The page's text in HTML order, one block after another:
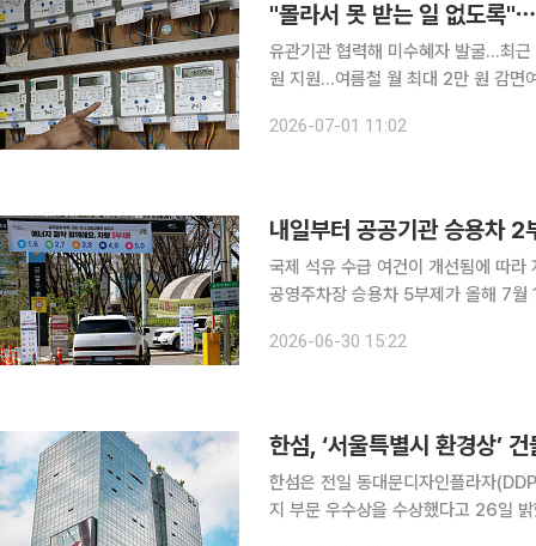
"몰라서 못 받는 일 없도록
유관기관 협력해 미수혜자 발굴…최
원 지원…여름철 월 최대 2만 원 감면
2026-07-01 11:02
내일부터 공공기관 승용차 2
국제 석유 수급 여건이 개선됨에 따
공영주차장 승용차 5부제가 올해 7월 1일 자정
존 '경계'에서 '주의'로 하향하고 이에
2026-06-30 15:22
한섬, ‘서울특별시 환경상’
한섬은 전일 동대문디자인플라자
지 부문 우수상을 수상했다고 26일 밝혔다. 서울특별시는 지속 가능한 환경 실천문